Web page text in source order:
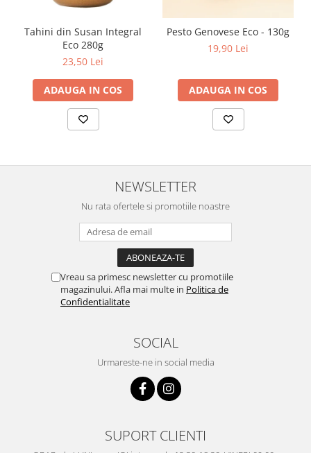
Tahini din Susan Integral
Eco 280g
23,50 Lei
ADAUGA IN COS
Pesto Genovese Eco - 130g
19,90 Lei
ADAUGA IN COS
NEWSLETTER
Nu rata ofertele si promotiile noastre
Vreau sa primesc newsletter cu promotiile
magazinului. Afla mai multe in Politica de
Confidentialitate
SOCIAL
Urmareste-ne in social media
SUPORT CLIENTI